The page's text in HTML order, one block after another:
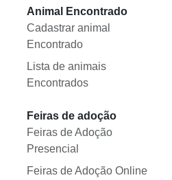
Animal Encontrado
Cadastrar animal
Encontrado
Lista de animais
Encontrados
Feiras de adoção
Feiras de Adoção
Presencial
Feiras de Adoção Online